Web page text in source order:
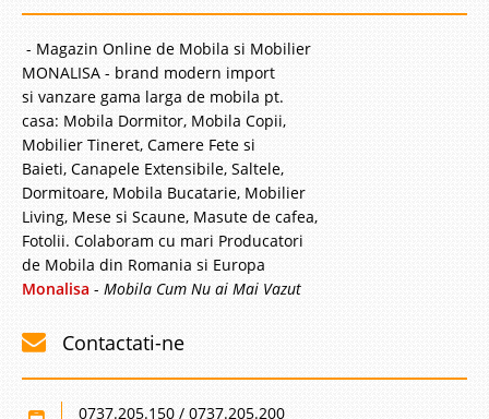
Pret3.264 Lei
Stoc Epuizat - Indisponibil
Adauga la Favorite
-15%
Pat Tapitat Piele Alb
- Magazin Online de Mobila si Mobilier
MONALISA - brand modern import
si vanzare gama larga de mobila pt.
casa: Mobila Dormitor, Mobila Copii,
Mobilier Tineret, Camere Fete si
Baieti, Canapele Extensibile, Saltele,
Dormitoare, Mobila Bucatarie, Mobilier
Living, Mese si Scaune, Masute de cafea,
Fotolii. Colaboram cu mari Producatori
de Mobila din Romania si Europa
Monalisa - Mobila Cum Nu ai Mai Vazut
Contactati-ne
0737.205.150 / 0737.205.200